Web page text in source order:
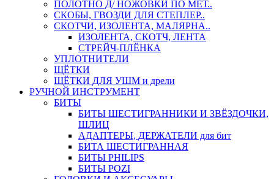
ПОЛОТНО Д/ НОЖОВКИ ПО МЕТ..
СКОБЫ, ГВОЗДИ ДЛЯ СТЕПЛЕР..
СКОТЧИ, ИЗОЛЕНТА, МАЛЯРНА..
ИЗОЛЕНТА, СКОТЧ, ЛЕНТА
СТРЕЙЧ-ПЛЁНКА
УПЛОТНИТЕЛИ
ЩЁТКИ
ЩЁТКИ ДЛЯ УШМ и дрели
РУЧНОЙ ИНСТРУМЕНТ
БИТЫ
БИТЫ ШЕСТИГРАННИКИ И ЗВЁЗДОЧКИ,
ШЛИЦ
АДАПТЕРЫ, ДЕРЖАТЕЛИ для бит
БИТА ШЕСТИГРАННАЯ
БИТЫ PHILIPS
БИТЫ POZI